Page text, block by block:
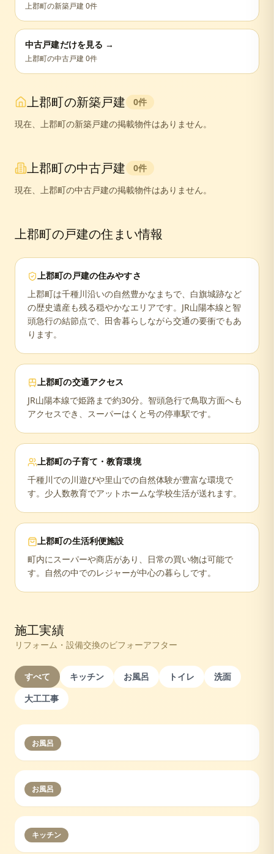
上郡町の新築戸建0件
中古戸建だけを見る →
上郡町の中古戸建0件
上郡町の新築戸建 0件
現在、 上郡町の新築戸建の掲載物件はありません。
上郡町の中古戸建 0件
現在、 上郡町の中古戸建の掲載物件はありません。
上郡町の戸建の住まい情報
上郡町の戸建の住みやすさ
上郡町は千種川沿いの自然豊かなまちで、白旗城跡など
の歴史遺産も残る穏やかなエリアです。JR山陽本線と智
頭急行の結節点で、田舎暮らしながら交通の要衝でもあ
ります。
上郡町の交通アクセス
JR山陽本線で姫路まで約30分。智頭急行で鳥取方面へも
アクセスでき、スーパーはくと号の停車駅です。
上郡町の子育て・教育環境
千種川での川遊びや里山での自然体験が豊富な環境で
す。少人数教育でアットホームな学校生活が送れます。
上郡町の生活利便施設
町内にスーパーや商店があり、日常の買い物は可能で
す。自然の中でのレジャーが中心の暮らしです。
施工実績
リフォーム・設備交換のビフォーアフター
すべて キッチン お風呂 トイレ
洗面
大工工事
お風呂
お風呂
キッチン